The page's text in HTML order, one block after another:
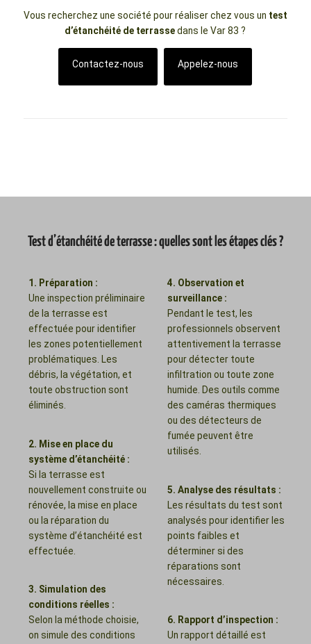
Vous recherchez une société pour réaliser chez vous un test
d’étanchéité de terrassedans le Var 83 ?
Contactez-nous Appelez-nous
Test d’étanchéité de terrasse : quelles sont les étapes clés ?
1. Préparation :
Une inspection préliminaire
de la terrasse est
effectuée pour identifier
les zones potentiellement
problématiques. Les
débris, la végétation, et
toute obstruction sont
éliminés.
2. Mise en place du
système d’étanchéité :
Si la terrasse est
nouvellement construite ou
rénovée, la mise en place
ou la réparation du
système d’étanchéité est
effectuée.
3. Simulation des
conditions réelles :
Selon la méthode choisie,
on simule des conditions
4. Observation et
surveillance :
Pendant le test, les
professionnels observent
attentivement la terrasse
pour détecter toute
infiltration ou toute zone
humide. Des outils comme
des caméras thermiques
ou des détecteurs de
fumée peuvent être
utilisés.
5. Analyse des résultats :
Les résultats du test sont
analysés pour identifier les
points faibles et
déterminer si des
réparations sont
nécessaires.
6. Rapport d’inspection :
Un rapport détaillé est